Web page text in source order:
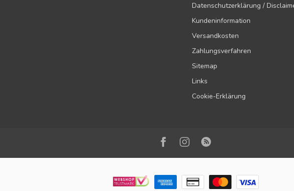
Datenschutzerklärung /
Kundeninformation
Versandkosten
Zahlungsverfahren
Sitemap
Links
Cookie-Erklärung